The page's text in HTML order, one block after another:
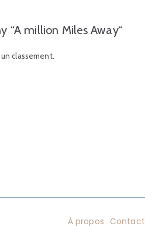
“A million Miles Away“
classement.
À propos Contact